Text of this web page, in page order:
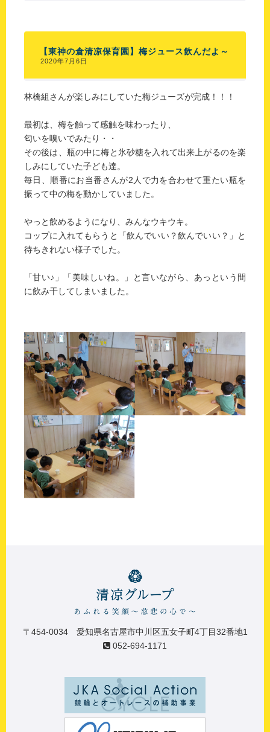
【東神の倉清凉保育園】梅ジュース飲んだよ～
2020年7月6日
林檎組さんが楽しみにしていた梅ジューズが完成！！！
最初は、梅を触って感触を味わったり、
匂いを嗅いでみたり・・
その後は、瓶の中に梅と氷砂糖を入れて出来上がるのを楽
しみにしていた子ども達。
毎日、順番にお当番さんが2人で力を合わせて重たい瓶を
振って中の梅を動かしていました。
やっと飲めるようになり、みんなウキウキ。
コップに入れてもらうと「飲んでいい？飲んでいい？」と
待ちきれない様子でした。
「甘い♪」「美味しいね。」と言いながら、あっという間
に飲み干してしまいました。
〒454-0034 愛知県名古屋市中川区五女子町4丁目32番地1
052-694-1171